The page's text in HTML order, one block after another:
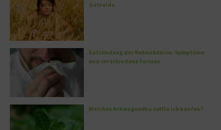
Getreide
Entzündung der Nebenhöhlen: Symptome
und verschiedene Formen
Welches Ashwagandha sollte ich kaufen?